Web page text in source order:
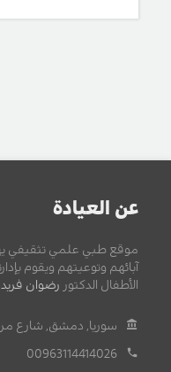
عن العيادة
موقع طبي علمي تثقيفي
آبائهم وتوعيتهم ويقوم
الأطفال الدكتور رضوان فريد
سوريا, دمشق, شارع
00963114414026